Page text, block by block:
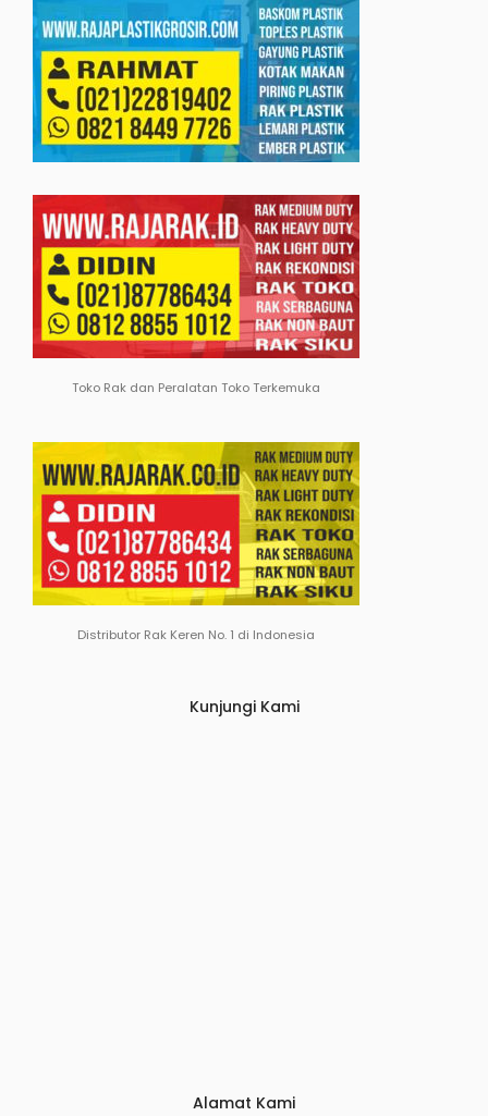
Toko Rak dan Peralatan Toko Terkemuka
Distributor Rak Keren No. 1 di Indonesia
Kunjungi Kami
Alamat Kami